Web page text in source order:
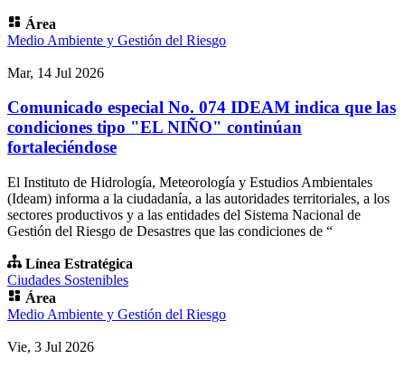
Área
Medio Ambiente y Gestión del Riesgo
Mar, 14 Jul 2026
Comunicado especial No. 074 IDEAM indica que las
condiciones tipo "EL NIÑO" continúan
fortaleciéndose
El Instituto de Hidrología, Meteorología y Estudios Ambientales
(Ideam) informa a la ciudadanía, a las autoridades territoriales, a los
sectores productivos y a las entidades del Sistema Nacional de
Gestión del Riesgo de Desastres que las condiciones de “
Línea Estratégica
Ciudades Sostenibles
Área
Medio Ambiente y Gestión del Riesgo
Vie, 3 Jul 2026